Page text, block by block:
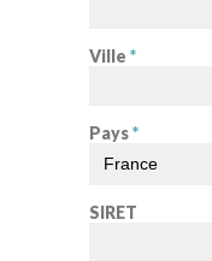
Ville *
Pays*
SIRET